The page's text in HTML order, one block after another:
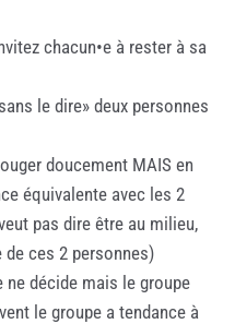
chacun•e à rester à sa
le dire» deux personnes
doucement MAIS en
équivalente avec les 2
pas dire être au milieu,
ces 2 personnes)
ne décide mais le groupe
le groupe a tendance à